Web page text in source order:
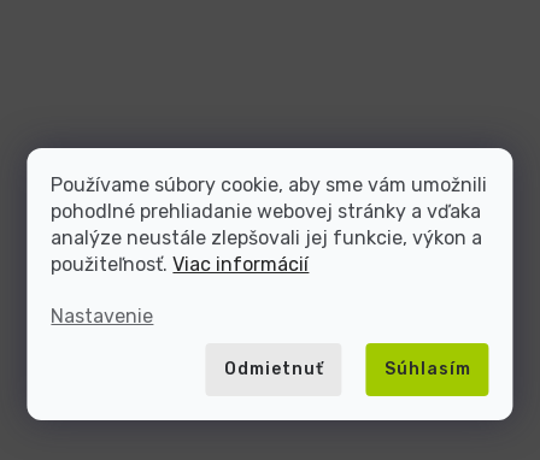
Používame súbory cookie, aby sme vám umožnili
pohodlné prehliadanie webovej stránky a vďaka
analýze neustále zlepšovali jej funkcie, výkon a
použiteľnosť.Viac informácií
Nastavenie
Odmietnuť Súhlasím